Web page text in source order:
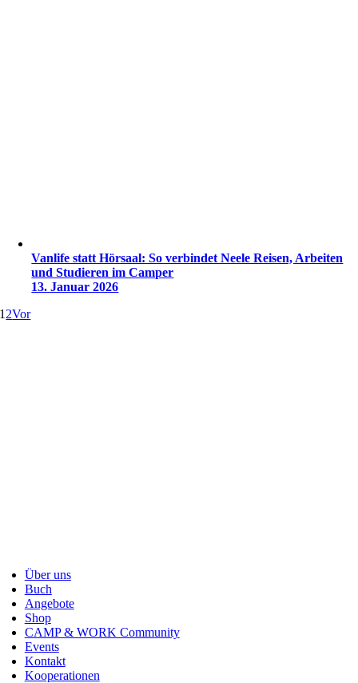
Vanlife statt Hörsaal: So verbindet Neele Reisen, Arbeiten
und Studieren im Camper
13. Januar 2026
1 2Vor
Über uns
Buch
Angebote
Shop
CAMP & WORK Community
Events
Kontakt
Kooperationen